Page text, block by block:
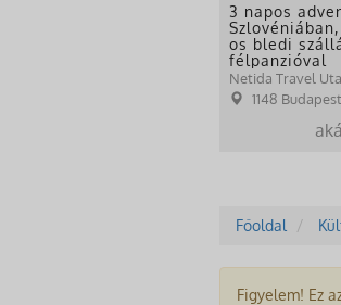
3 napos
os bledi
félpanzióval
Netida Travel
1148 Budapest, Fogarasi út 5. 27. ép.(
Főoldal
Figyelem! Ez